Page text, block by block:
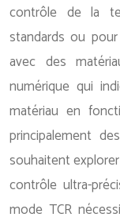
contrôle de la
standards ou
avec des
numérique qui
matériau en
principalement
souhaitent
contrôle ultra-
mode TCR